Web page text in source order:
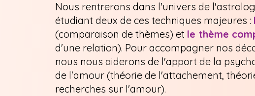
Nous rentrerons dans l'univers de
étudiant deux de ces techniques majeures :
(comparaison de thèmes) et le thème
d'une relation). Pour accompagner nos
nous nous aiderons de l'apport de la
de l'amour (théorie de l'attachement,
recherches sur l'amour).